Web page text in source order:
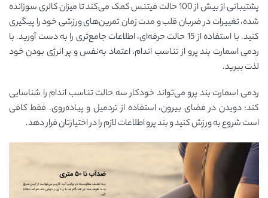
پشتیبانی از بیش از 100 حالت فیتنس کمک می‌کند تا میزان کالری سوزانده
شده، تغییرات در ضربان قلب و مدت زمان تمرین‌های ورزشی خود را پیگیری
کنید. با استفاده از 15 حالت حرفه‌ای، اطلاعات جامع‌تری را به دست آورید. با
ردمی اسمارت بند پرو از تناسب اندام، اعتماد به‌نفس و پر انرژی بودن خود
لذت ببرید.
ردمی اسمارت بند پرو می‌تواند خودکار سه حالت تناسب اندام را شناسایی
کند: دویدن در فضای بیرون، استفاده از تردمیل و پیاده‌روی. فقط کافی
است شروع به ورزش کنید و بند پرو اطلاعات لازم را در اختیارتان قرار دهد.